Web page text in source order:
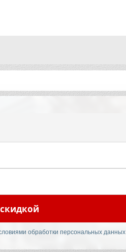
обработки персональных данных